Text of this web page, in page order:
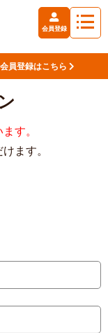
会員登録
会員登録はこちら
す。
ます。